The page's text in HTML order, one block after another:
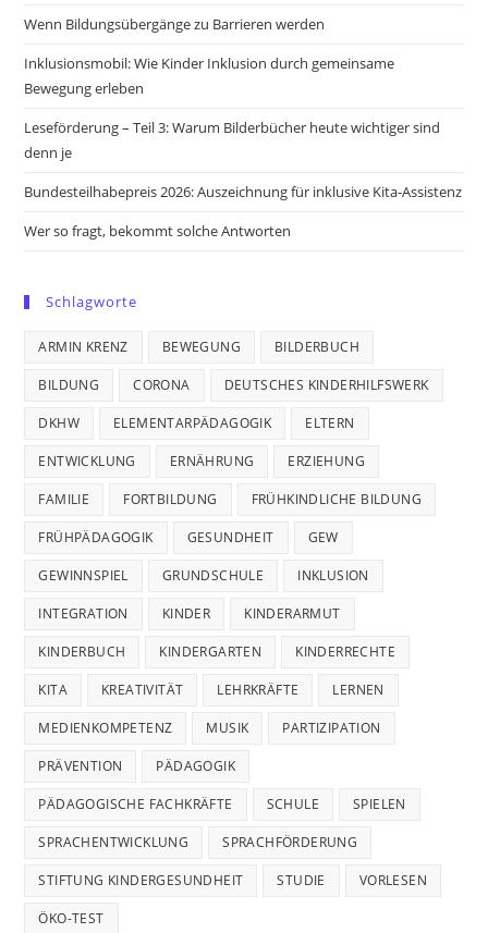
new
new
new
new
Wenn Bildungsübergänge zu Barrieren werden
Inklusionsmobil: Wie Kinder Inklusion durch gemeinsame
Bewegung erleben
Leseförderung – Teil 3: Warum Bilderbücher heute wichtiger sind
denn je
Bundesteilhabepreis 2026: Auszeichnung für inklusive Kita-Assistenz
Wer so fragt, bekommt solche Antworten
Schlagworte
ARMIN KRENZ BEWEGUNG BILDERBUCH
BILDUNG CORONA DEUTSCHES KINDERHILFSWERK
DKHW ELEMENTARPÄDAGOGIK ELTERN
ENTWICKLUNG ERNÄHRUNG ERZIEHUNG
FAMILIE FORTBILDUNG FRÜHKINDLICHE BILDUNG
FRÜHPÄDAGOGIK GESUNDHEIT GEW
GEWINNSPIEL GRUNDSCHULE INKLUSION
INTEGRATION KINDER KINDERARMUT
KINDERBUCH KINDERGARTEN KINDERRECHTE
KITA KREATIVITÄT LEHRKRÄFTE LERNEN
MEDIENKOMPETENZ MUSIK PARTIZIPATION
PRÄVENTION PÄDAGOGIK
PÄDAGOGISCHE FACHKRÄFTE SCHULE SPIELEN
SPRACHENTWICKLUNG SPRACHFÖRDERUNG
STIFTUNG KINDERGESUNDHEIT STUDIE VORLESEN
ÖKO-TEST